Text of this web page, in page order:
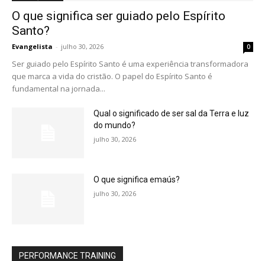
O que significa ser guiado pelo Espírito
Santo?
Evangelista - julho 30, 2026 0
Ser guiado pelo Espírito Santo é uma experiência transformadora
que marca a vida do cristão. O papel do Espírito Santo é
fundamental na jornada...
Qual o significado de ser sal da Terra e luz
do mundo?
julho 30, 2026
O que significa emaús?
julho 30, 2026
PERFORMANCE TRAINING